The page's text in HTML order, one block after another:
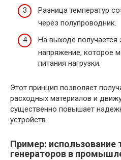
Разница температур
через полупроводник.
На выходе получается
напряжение, которое
питания нагрузки.
Этот принцип позволяет
расходных материалов и
существенно повышает
устройств.
Пример: использование
генераторов в